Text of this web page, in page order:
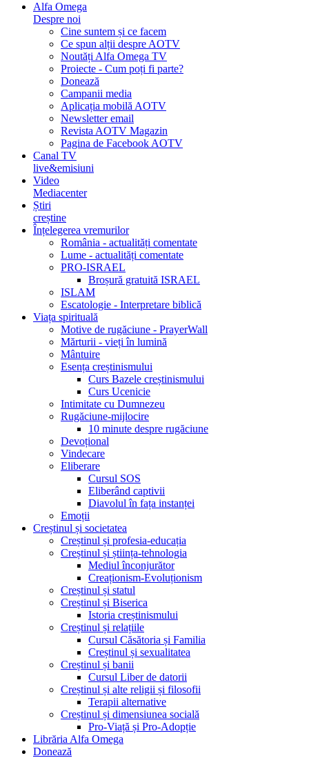
Alfa Omega
Despre noi
Cine suntem și ce facem
Ce spun alții despre AOTV
Noutăți Alfa Omega TV
Proiecte - Cum poți fi parte?
Donează
Campanii media
Aplicația mobilă AOTV
Newsletter email
Revista AOTV Magazin
Pagina de Facebook AOTV
Canal TV
live&emisiuni
Video
Mediacenter
Știri
creștine
Înțelegerea vremurilor
România - actualități comentate
Lume - actualități comentate
PRO-ISRAEL
Broșură gratuită ISRAEL
ISLAM
Escatologie - Interpretare biblică
Viața spirituală
Motive de rugăciune - PrayerWall
Mărturii - vieți în lumină
Mântuire
Esența creștinismului
Curs Bazele creștinismului
Curs Ucenicie
Intimitate cu Dumnezeu
Rugăciune-mijlocire
10 minute despre rugăciune
Devoțional
Vindecare
Eliberare
Cursul SOS
Eliberând captivii
Diavolul în fața instanței
Emoții
Creștinul și societatea
Creștinul și profesia-educația
Creștinul și știința-tehnologia
Mediul înconjurător
Creaționism-Evoluționism
Creștinul și statul
Creștinul și Biserica
Istoria creștinismului
Creștinul și relațiile
Cursul Căsătoria și Familia
Creștinul și sexualitatea
Creștinul și banii
Cursul Liber de datorii
Creștinul și alte religii și filosofii
Terapii alternative
Creștinul și dimensiunea socială
Pro-Viață și Pro-Adopție
Librăria Alfa Omega
Donează